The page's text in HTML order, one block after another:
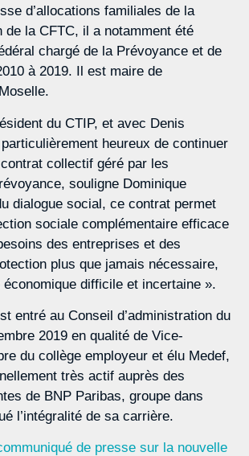
d’allocations familiales de la
de la CFTC, il a notamment été
chargé de la Prévoyance et de
à 2019. Il est maire de
du CTIP, et avec Denis
heureux de continuer
collectif géré par les
souligne Dominique
dialogue social, ce contrat permet
sociale complémentaire efficace
des entreprises et des
plus que jamais nécessaire,
difficile et incertaine ».
entré au Conseil d’administration du
2019 en qualité de Vice-
du collège employeur et élu Medef,
très actif auprès des
de BNP Paribas, groupe dans
l’intégralité de sa carrière.
de presse sur la nouvelle